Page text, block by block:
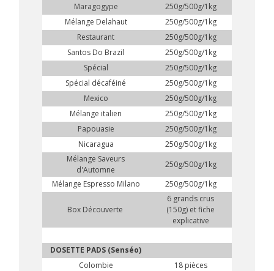
Maragogype
250g/500g/1kg
Mélange Delahaut
250g/500g/1kg
Restaurant
250g/500g/1kg
Santos Do Brazil
250g/500g/1kg
Spécial
250g/500g/1kg
Spécial décaféiné
250g/500g/1kg
Mexico
250g/500g/1kg
Mélange italien
250g/500g/1kg
Papouasie
250g/500g/1kg
Nicaragua
250g/500g/1kg
Mélange Saveurs
d'Automne
250g/500g/1kg
Mélange Espresso Milano
250g/500g/1kg
Box Découverte
6 grands crus
(150g) et fiche
explicative
DOSETTE PADS (Senséo)
Colombie
18 pièces